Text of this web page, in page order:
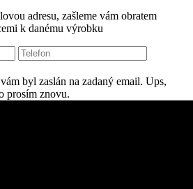
adresu, zašleme vám obratem
k danému výrobku
byl zaslán na zadaný email. Ups,
prosím znovu.